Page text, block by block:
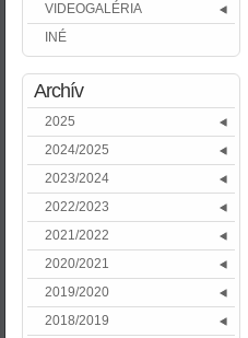
VIDEOGALÉRIA
INÉ
Archív
2025
2024/2025
2023/2024
2022/2023
2021/2022
2020/2021
2019/2020
2018/2019